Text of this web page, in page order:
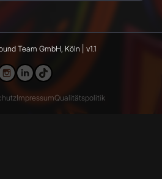
Team GmbH, Köln | v1.1
ImpressumQualitätspolitik